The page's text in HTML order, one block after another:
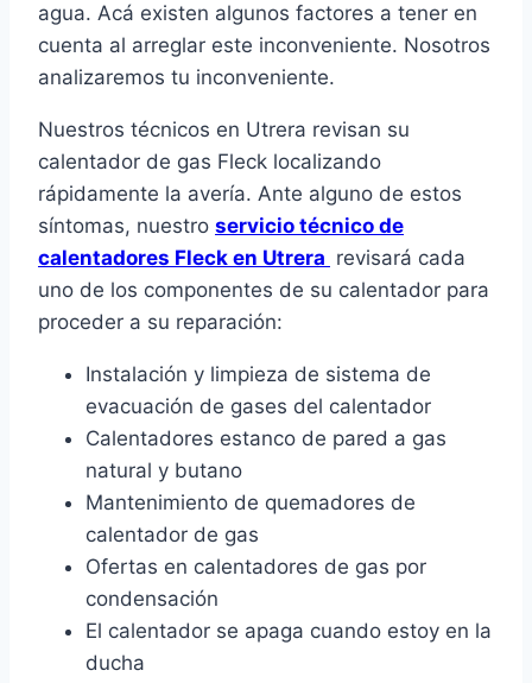
agua. Acá existen algunos factores a tener en
cuenta al arreglar este inconveniente. Nosotros
analizaremos tu inconveniente.
Nuestros técnicos en Utrera revisan su
calentador de gas Fleck localizando
rápidamente la avería. Ante alguno de estos
síntomas, nuestro servicio técnico de
calentadores Fleck en Utrera revisará cada
uno de los componentes de su calentador para
proceder a su reparación:
Instalación y limpieza de sistema de
evacuación de gases del calentador
Calentadores estanco de pared a gas
natural y butano
Mantenimiento de quemadores de
calentador de gas
Ofertas en calentadores de gas por
condensación
El calentador se apaga cuando estoy en la
ducha